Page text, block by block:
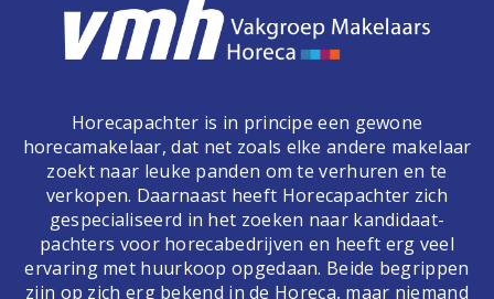
Horecapachter is in principe een gewone
horecamakelaar, dat net zoals elke andere makelaar
zoekt naar leuke panden om te verhuren en te
verkopen. Daarnaast heeft Horecapachter zich
gespecialiseerd in het zoeken naar kandidaat-
pachters voor horecabedrijven en heeft erg veel
ervaring met huurkoop opgedaan. Beide begrippen
zijn op zich erg bekend in de Horeca, maar niemand